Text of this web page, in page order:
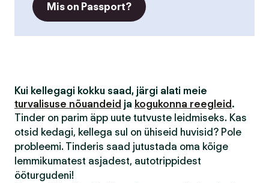
Mis on Passport?
Kui kellegagi kokku saad, järgi alati meie
turvalisuse nõuandeid ja kogukonna reegleid .
Tinder on parim äpp uute tutvuste leidmiseks. Kas
otsid kedagi, kellega sul on ühiseid huvisid? Pole
probleemi. Tinderis saad jutustada oma kõige
lemmikumatest asjadest, autotrippidest
ööturgudeni!